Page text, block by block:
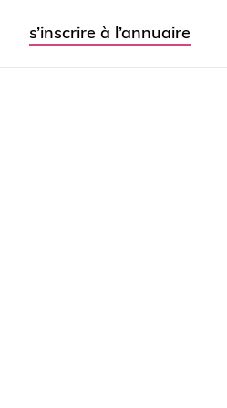
s’inscrire à l’annuaire